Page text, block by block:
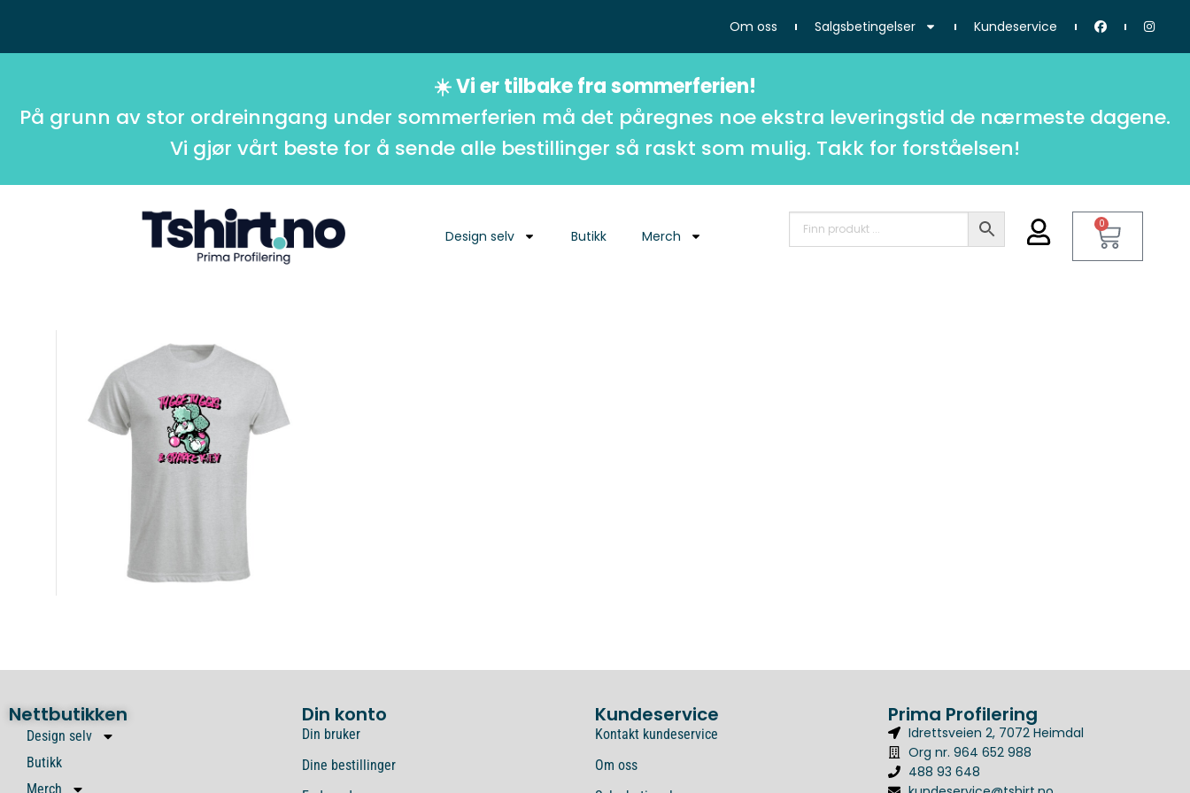
Om oss Salgsbetingelser Kundeservice
☀️ Vi er tilbake fra sommerferien!
På grunn av stor ordreinngang under sommerferien må det påregnes noe ekstra leveringstid de nærmeste dagene.
Vi gjør vårt beste for å sende alle bestillinger så raskt som mulig. Takk for forståelsen!
Design selv Butikk Merch
0
Nettbutikken Din konto Kundeservice Prima Profilering
Design selv
Butikk
Merch
Din bruker
Dine bestillinger
Kontakt kundeservice
Om oss
Idrettsveien 2, 7072 Heimdal
Org nr. 964 652 988
488 93 648